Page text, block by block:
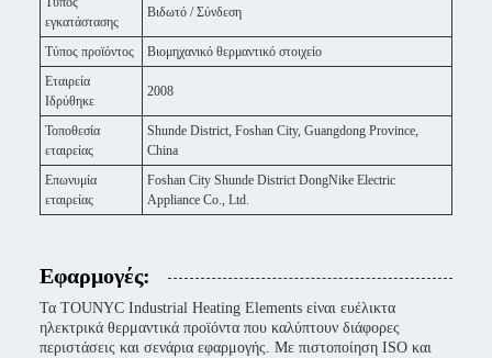
εγκατάστασης
Βιδωτό / Σύνδεση
Τύπος προϊόντος
Βιομηχανικό θερμαντικό στοιχείο
Εταιρεία
Ιδρύθηκε
2008
Τοποθεσία
εταιρείας
Shunde District, Foshan City, Guangdong Province,
China
Επωνυμία
εταιρείας
Foshan City Shunde District DongNike Electric
Appliance Co., Ltd.
Εφαρμογές:
Τα TOUNYC Industrial Heating Elements είναι ευέλικτα
ηλεκτρικά θερμαντικά προϊόντα που καλύπτουν διάφορες
περιστάσεις και σενάρια εφαρμογής. Με πιστοποίηση ISO και